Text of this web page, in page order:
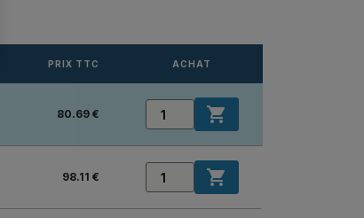
PRIX TTC ACHAT
80.69 € 
98.11 € 